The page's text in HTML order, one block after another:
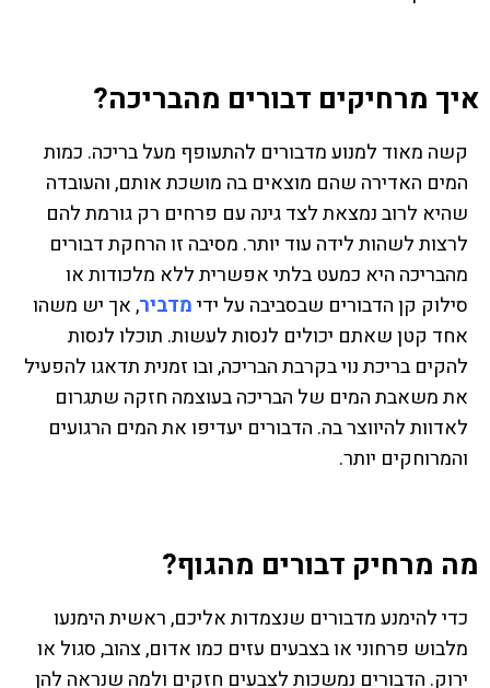
איך מרחיקים דבורים מהבריכה?
קשה מאוד למנוע מדבורים להתעופף מעל בריכה. כמות
המים האדירה שהם מוצאים בה מושכת אותם, והעובדה
שהיא לרוב נמצאת לצד גינה עם פרחים רק גורמת להם
לרצות לשהות לידה עוד יותר. מסיבה זו הרחקת דבורים
מהבריכה היא כמעט בלתי אפשרית ללא מלכודות או
סילוק קן הדבורים שבסביבה על ידימדביר, אך יש משהו
אחד קטן שאתם יכולים לנסות לעשות. תוכלו לנסות
להקים בריכת נוי בקרבת הבריכה, ובו זמנית תדאגו להפעיל
את משאבת המים של הבריכה בעוצמה חזקה שתגרום
לאדוות להיווצר בה. הדבורים יעדיפו את המים הרגועים
והמרוחקים יותר.
מה מרחיק דבורים מהגוף?
כדי להימנע מדבורים שנצמדות אליכם, ראשית הימנעו
מלבוש פרחוני או בצבעים עזים כמו אדום, צהוב, סגול או
ירוק. הדבורים נמשכות לצבעים חזקים ולמה שנראה להן